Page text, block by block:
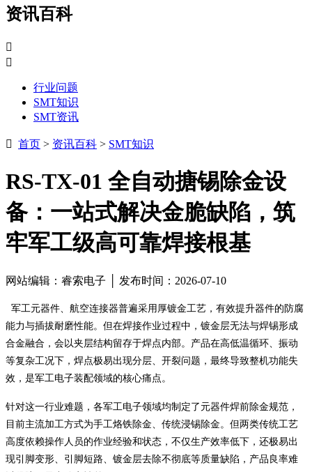
资讯百科


行业问题
SMT知识
SMT资讯
 首页 > 资讯百科 > SMT知识
RS-TX-01 全自动搪锡除金设
备：一站式解决金脆缺陷，筑
牢军工级高可靠焊接根基
网站编辑：睿索电子 │ 发布时间：2026-07-10
军工元器件、航空连接器普遍采用厚镀金工艺，有效提升器件的防腐
能力与插拔耐磨性能。但在焊接作业过程中，镀金层无法与焊锡形成
合金融合，会以夹层结构留存于焊点内部。产品在高低温循环、振动
等复杂工况下，焊点极易出现分层、开裂问题，最终导致整机功能失
效，是军工电子装配领域的核心痛点。
针对这一行业难题，各军工电子领域均制定了元器件焊前除金规范，
目前主流加工方式为手工烙铁除金、传统浸锡除金。但两类传统工艺
高度依赖操作人员的作业经验和状态，不仅生产效率低下，还极易出
现引脚变形、引脚短路、镀金层去除不彻底等质量缺陷，产品良率难